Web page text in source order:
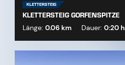
KLETTERSTEIG
KLETTERSTEIG GORFENSPITZE
Länge: 0.06 km Dauer: 0:20 h